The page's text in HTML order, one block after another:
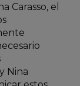
Carasso, el
Nina